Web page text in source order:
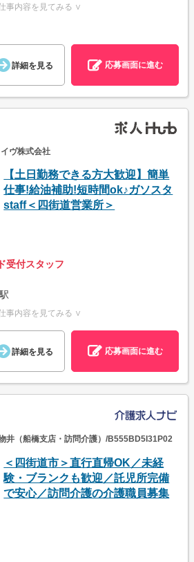
事内容を見てみる ∨
詳細を見る 応募画面に進む
ヴ株式会社
【土日勤務できる方大歓迎】簡単
仕事!給油補助!短時間ok♪ガソスタ
staff＜四街道営業所＞
受付スタッフ
事内容を見てみる ∨
詳細を見る 応募画面に進む
井（船橋支店・訪問介護）/B555BD5I31P02
＜四街道市＞直行直帰OK／未経
験・ブランクも歓迎／託児所完備
で安心／訪問介護の介護職員募集